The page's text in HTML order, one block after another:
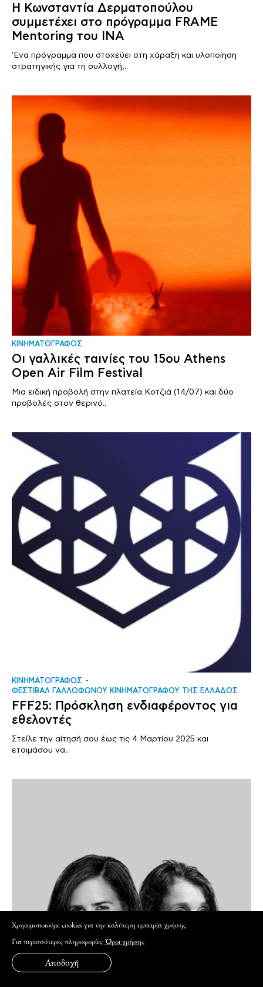
Η Κωνσταντία Δερματοπούλου
συμμετέχει στο πρόγραμμα FRAME
Mentoring του ΙΝΑ
'Ενα πρόγραμμα που στοχεύει στη χάραξη και υλοποίηση
στρατηγικής για τη συλλογή,..
ΚΙΝΗΜΑΤΟΓΡΑΦΟΣ
Οι γαλλικές ταινίες του 15ου Athens
Open Air Film Festival
Μια ειδική προβολή στην πλατεία Κοτζιά (14/07) και δύο
προβολές στον θερινό..
ΚΙΝΗΜΑΤΟΓΡΑΦΟΣ
ΦΕΣΤΙΒΑΛ ΓΑΛΛΟΦΩΝΟΥ ΚΙΝΗΜΑΤΟΓΡΑΦΟΥ ΤΗΣ ΕΛΛΑΔΟΣ
FFF25: Πρόσκληση ενδιαφέροντος για
εθελοντές
Στείλε την αίτησή σου έως τις 4 Μαρτίου 2025 και
ετοιμάσου να..
Xρησιμοποιούμε cookies για την καλύτερη εμπειρία χρήσης
Για περισσότερες πληροφορίεςΌροι χρήσης
Αποδοχή